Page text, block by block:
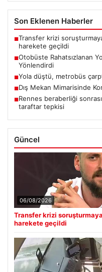
Son Eklenen Haberler
■Transfer krizi
harekete geçildi
■Otobüste Rahatsızlanan
Yönlendirdi
■Yola düştü, metrobüs
■Dış Mekan Mimarisinde
■Rennes beraberliği
taraftar tepkisi
Güncel
06/08/2026
Transfer krizi
harekete geçildi